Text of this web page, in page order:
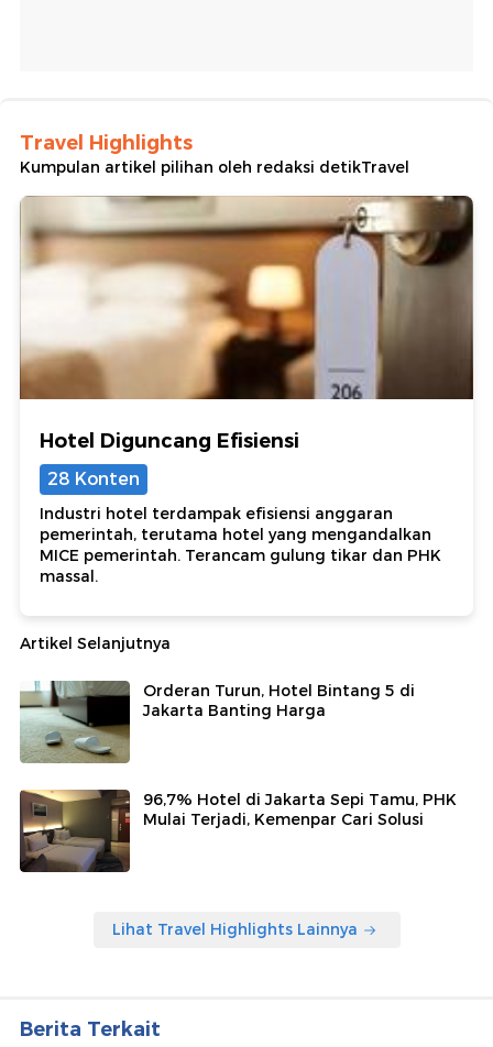
Travel Highlights
Kumpulan artikel pilihan oleh redaksi detikTravel
Hotel Diguncang Efisiensi
28 Konten
Industri hotel terdampak efisiensi anggaran
pemerintah, terutama hotel yang mengandalkan
MICE pemerintah. Terancam gulung tikar dan PHK
massal.
Artikel Selanjutnya
Orderan Turun, Hotel Bintang 5 di
Jakarta Banting Harga
96,7% Hotel di Jakarta Sepi Tamu, PHK
Mulai Terjadi, Kemenpar Cari Solusi
Lihat Travel Highlights Lainnya
Berita Terkait